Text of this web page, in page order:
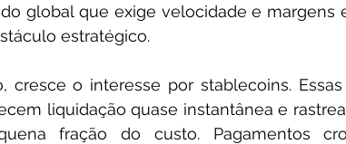
global que exige velocidade e margens
estratégico.
cresce o interesse por stablecoins.
liquidação quase instantânea e
fração do custo. Pagamentos